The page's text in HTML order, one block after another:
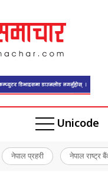
Unicode
नेपाल प्रहरी नेपाल राष्ट्र